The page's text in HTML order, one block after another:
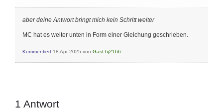
aber deine Antwort bringt mich kein Schritt weiter
MC hat es weiter unten in Form einer Gleichung geschrieben.
Kommentiert 18 Apr 2025 von Gast hj2166
1 Antwort